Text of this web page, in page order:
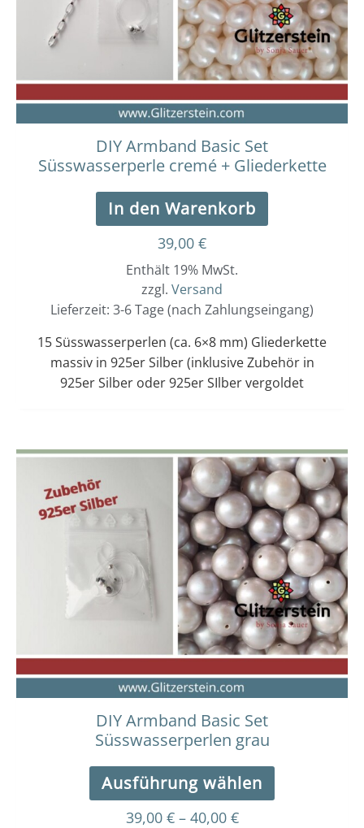
DIY Armband Basic Set
Süsswasserperle cremé + Gliederkette
In den Warenkorb
39,00 €
Enthält 19% MwSt.
zzgl. Versand
Lieferzeit: 3-6 Tage (nach Zahlungseingang)
15 Süsswasserperlen (ca. 6×8 mm) Gliederkette
massiv in 925er Silber (inklusive Zubehör in
925er Silber oder 925er SIlber vergoldet
DIY Armband Basic Set
Süsswasserperlen grau
Ausführung wählen
Dieses
Produkt
weist
mehrere
Varianten
auf.
Die
Optionen
können
auf
der
39,00 € – 40,00 €
Preisspanne:
39,00 €
bis
40,00 €